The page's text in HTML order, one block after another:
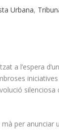
Urbana,
a l’espera
per